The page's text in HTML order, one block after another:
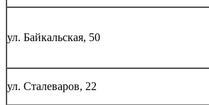
ул. Байкальская, 50
ул. Сталеваров, 22